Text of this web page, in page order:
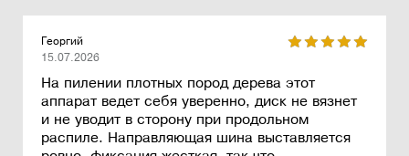
Георгий
15.07.2026
На пилении плотных пород дерева этот
аппарат ведет себя уверенно, диск не вязнет
и не уводит в сторону при продольном
распиле. Направляющая шина выставляется